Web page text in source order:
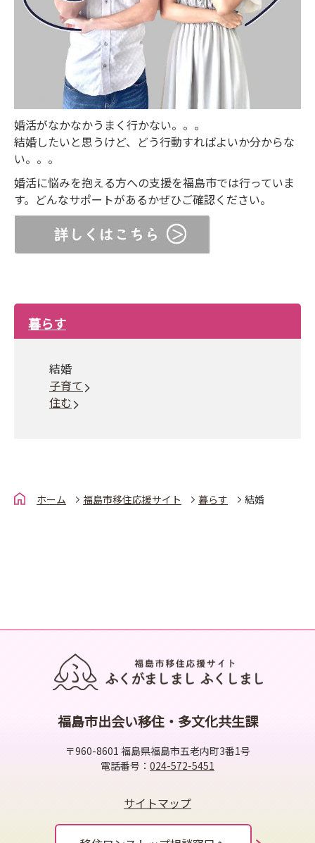
婚活がなかなかうまく行かない。。。
結婚したいと思うけど、どう行動すればよいか分からな
い。。。
婚活に悩みを抱える方への支援を福島市では行っていま
す。どんなサポートがあるかぜひご確認ください。
暮らす
結婚
子育て
住む
ホーム 福島市移住応援サイト 暮らす 結婚
福島市出会い移住・多文化共生課
〒960-8601 福島県福島市五老内町3番1号
電話番号： 024-572-5451
サイトマップ